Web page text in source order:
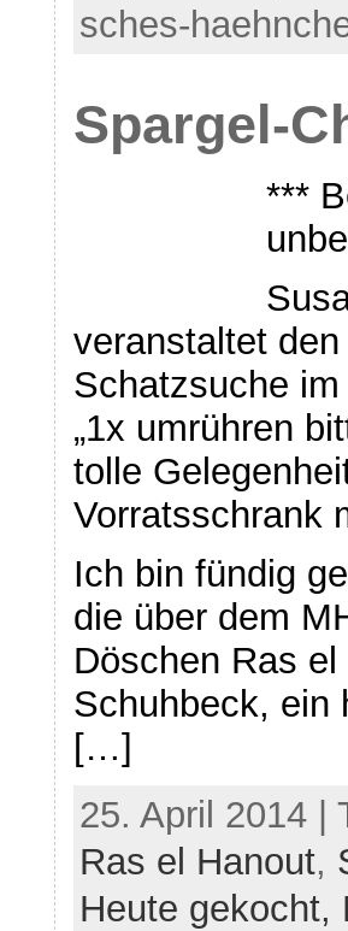
sches-
Spargel-
***
veranstaltet
Schatzsuche
„1x umrühren
tolle
Vorratsschrank
Ich bin fündig
die über dem
Döschen Ras
Schuhbeck, ein
[…]
25. April 2014 |
Ras el Hanout,
Heute gekocht,